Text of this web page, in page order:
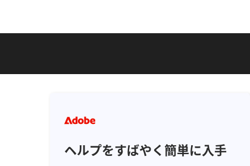
ヘルプをすばやく簡単に入手